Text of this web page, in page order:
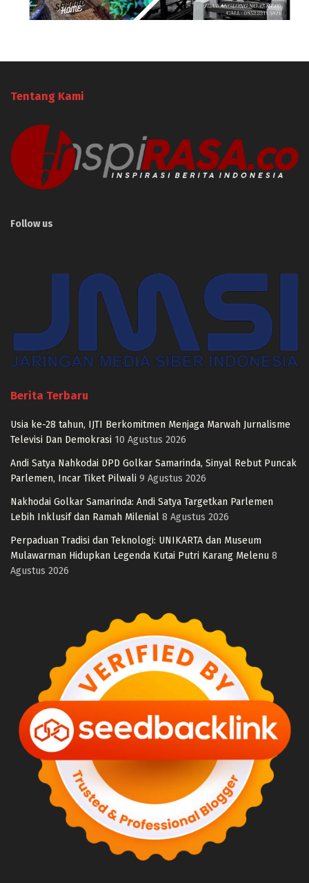
Tentang Kami
Follow us
Berita Terbaru
Usia ke-28 tahun, IJTI Berkomitmen Menjaga Marwah Jurnalisme
Televisi Dan Demokrasi 10 Agustus 2026
Andi Satya Nahkodai DPD Golkar Samarinda, Sinyal Rebut Puncak
Parlemen, Incar Tiket Pilwali 9 Agustus 2026
Nakhodai Golkar Samarinda: Andi Satya Targetkan Parlemen
Lebih Inklusif dan Ramah Milenial 8 Agustus 2026
Perpaduan Tradisi dan Teknologi: UNIKARTA dan Museum
Mulawarman Hidupkan Legenda Kutai Putri Karang Melenu 8
Agustus 2026